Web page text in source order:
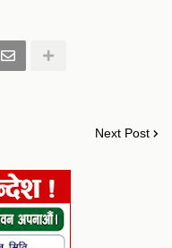
Next Post